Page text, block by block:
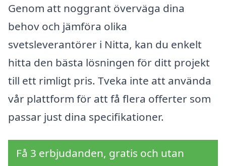
Genom att noggrant överväga dina
behov och jämföra olika
svetsleverantörer i Nitta, kan du enkelt
hitta den bästa lösningen för ditt projekt
till ett rimligt pris. Tveka inte att använda
vår plattform för att få flera offerter som
passar just dina specifikationer.
Få 3 erbjudanden, gratis och utan